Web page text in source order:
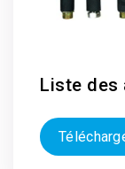
Liste des